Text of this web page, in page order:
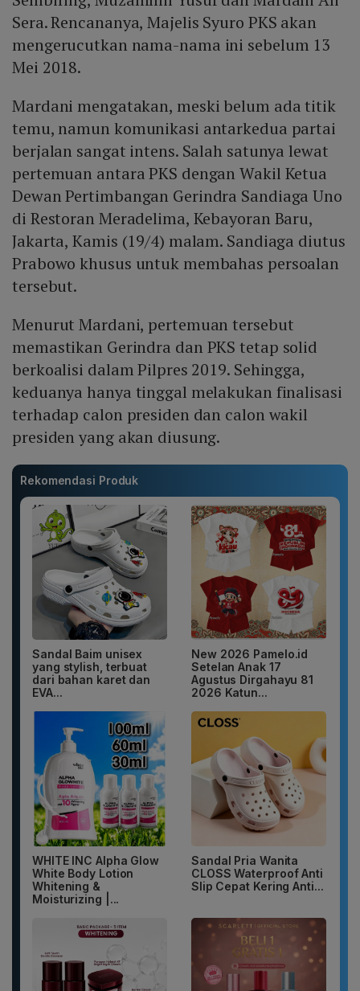
Sera. Rencananya, Majelis Syuro PKS akan
mengerucutkan nama-nama ini sebelum 13
Mei 2018.
Mardani mengatakan, meski belum ada titik
temu, namun komunikasi antarkedua partai
berjalan sangat intens. Salah satunya lewat
pertemuan antara PKS dengan Wakil Ketua
Dewan Pertimbangan Gerindra Sandiaga Uno
di Restoran Meradelima, Kebayoran Baru,
Jakarta, Kamis (19/4) malam. Sandiaga diutus
Prabowo khusus untuk membahas persoalan
tersebut.
Menurut Mardani, pertemuan tersebut
memastikan Gerindra dan PKS tetap solid
berkoalisi dalam Pilpres 2019. Sehingga,
keduanya hanya tinggal melakukan finalisasi
terhadap calon presiden dan calon wakil
presiden yang akan diusung.
Rekomendasi Produk
Sandal Baim unisex
yang stylish, terbuat
dari bahan karet dan
EVA...
New 2026 Pamelo.id
Setelan Anak 17
Agustus Dirgahayu 81
2026 Katun...
WHITE INC Alpha Glow
White Body Lotion
Whitening &
Moisturizing |...
Sandal Pria Wanita
CLOSS Waterproof Anti
Slip Cepat Kering Anti...